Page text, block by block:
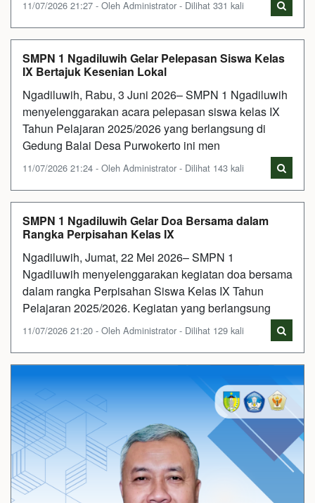
11/07/2026 21:27 - Oleh Administrator - Dilihat 331 kali
SMPN 1 Ngadiluwih Gelar Pelepasan Siswa Kelas
IX Bertajuk Kesenian Lokal
Ngadiluwih, Rabu, 3 Juni 2026– SMPN 1 Ngadiluwih
menyelenggarakan acara pelepasan siswa kelas IX
Tahun Pelajaran 2025/2026 yang berlangsung di
Gedung Balai Desa Purwokerto ini men
11/07/2026 21:24 - Oleh Administrator - Dilihat 143 kali
SMPN 1 Ngadiluwih Gelar Doa Bersama dalam
Rangka Perpisahan Kelas IX
Ngadiluwih, Jumat, 22 Mei 2026– SMPN 1
Ngadiluwih menyelenggarakan kegiatan doa bersama
dalam rangka Perpisahan Siswa Kelas IX Tahun
Pelajaran 2025/2026. Kegiatan yang berlangsung
11/07/2026 21:20 - Oleh Administrator - Dilihat 129 kali